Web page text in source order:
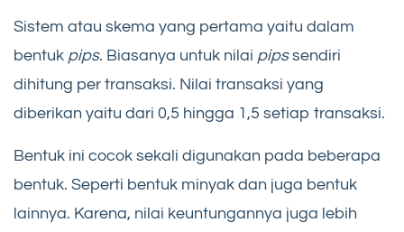
Sistem atau skema yang pertama yaitu dalam
bentuk pips. Biasanya untuk nilai pipssendiri
dihitung per transaksi. Nilai transaksi yang
diberikan yaitu dari 0,5 hingga 1,5 setiap transaksi.
Bentuk ini cocok sekali digunakan pada beberapa
bentuk. Seperti bentuk minyak dan juga bentuk
lainnya. Karena, nilai keuntungannya juga lebih